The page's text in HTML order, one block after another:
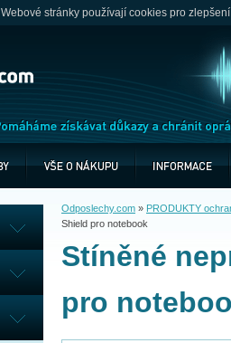
Webové stránky používají cookies pro
Odposlechy.com » PRODUKTY
Shield pro notebook
Stíněné
pro